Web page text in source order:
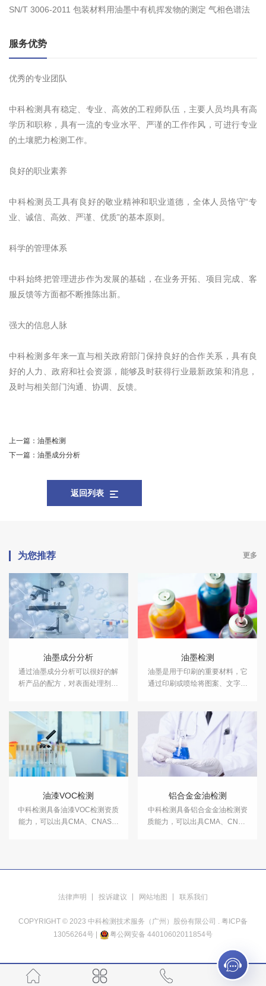
SN/T 3006-2011 包装材料用油墨中有机挥发物的测定 气相色谱法
服务优势
优秀的专业团队
中科检测具有稳定、专业、高效的工程师队伍，主要人员均具有高
学历和职称，具有一流的专业水平、严谨的工作作风，可进行专业
的土壤肥力检测工作。
良好的职业素养
中科检测员工具有良好的敬业精神和职业道德，全体人员恪守“专
业、诚信、高效、严谨、优质”的基本原则。
科学的管理体系
中科始终把管理进步作为发展的基础，在业务开拓、项目完成、客
服反馈等方面都不断推陈出新。
强大的信息人脉
中科检测多年来一直与相关政府部门保持良好的合作关系，具有良
好的人力、政府和社会资源，能够及时获得行业最新政策和消息，
及时与相关部门沟通、协调、反馈。
上一篇： 油墨检测
下一篇： 油墨成分分析
返回列表
为您推荐 更多
油墨成分分析
通过油墨成分分析可以很好的解
析产品的配方，对表面处理剂中
油墨检测
油墨是用于印刷的重要材料，它
通过印刷或喷绘将图案、文字表
CMA、CNAS检测报告。
油漆VOC检测
中科检测具备油漆VOC检测资质
能力，可以出具CMA、CNAS资
铝合金金油检测
​中科检测具备铝合金金油检测资
质能力，可以出具CMA、CNAS
法律声明 投诉建议 网站地图 联系我们
COPYRIGHT © 2023 中科检测技术服务（广州）股份有限公司 . 粤ICP备
13056264号
粤公网安备 44010602011854号